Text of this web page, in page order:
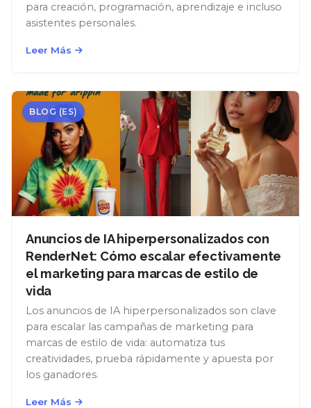
para creación, programación, aprendizaje e incluso
asistentes personales.
Leer Más
BLOG (ES)
Anuncios de IA hiperpersonalizados con
RenderNet: Cómo escalar efectivamente
el marketing para marcas de estilo de
vida
Los anuncios de IA hiperpersonalizados son clave
para escalar las campañas de marketing para
marcas de estilo de vida: automatiza tus
creatividades, prueba rápidamente y apuesta por
los ganadores.
Leer Más